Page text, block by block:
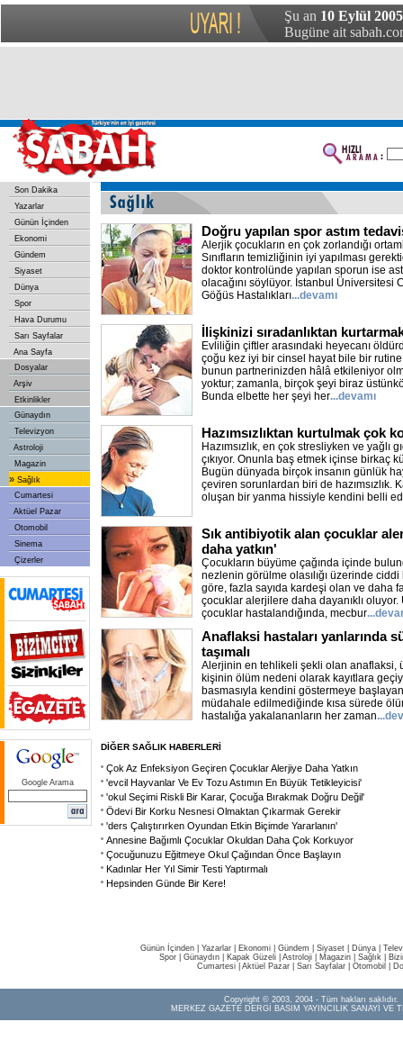
Şu an 10 Eylül
Bugüne ait
Son Dakika
Yazarlar
Günün İçinden
Ekonomi
Gündem
Siyaset
Dünya
Spor
Hava Durumu
Sarı Sayfalar
Ana Sayfa
Dosyalar
Arşiv
Etkinlikler
Günaydın
Televizyon
Astroloji
Magazin
» Sağlık
Cumartesi
Aktüel Pazar
Otomobil
Sinema
Çizerler
Google Arama
Doğru yapılan spor astım
Alerjik çocukların en çok zorlandığı
Sınıfların temizliğinin iyi yapılması
doktor kontrolünde yapılan sporun ise
olacağını söylüyor. İstanbul Üniversitesi
Göğüs Hastalıkları...devamı
İlişkinizi sıradanlıktan
Evliliğin çiftler arasındaki heyecanı
çoğu kez iyi bir cinsel hayat bile bir
bunun partnerinizden hâlâ etkileniyor
yoktur; zamanla, birçok şeyi biraz
Bunda elbette her şeyi her...devamı
Hazımsızlıktan kurtulmak çok
Hazımsızlık, en çok stresliyken ve yağlı
çıkıyor. Onunla baş etmek içinse birkaç
Bugün dünyada birçok insanın günlük
çeviren sorunlardan biri de hazımsızlık.
oluşan bir yanma hissiyle kendini belli
Sık antibiyotik alan çocuklar
daha yatkın'
Çocukların büyüme çağında içinde
nezlenin görülme olasılığı üzerinde
göre, fazla sayıda kardeşi olan ve daha
çocuklar alerjilere daha dayanıklı
çocuklar hastalandığında, mecbur
Anaflaksi hastaları yanlarında
taşımalı
Alerjinin en tehlikeli şekli olan anaflaksi,
kişinin ölüm nedeni olarak kayıtlara
basmasıyla kendini göstermeye
müdahale edilmediğinde kısa sürede
hastalığa yakalananların her zaman
DİĞER SAĞLIK HABERLERİ
Çok Az Enfeksiyon Geçiren Çocuklar Alerjiye Daha Yatkın
'evcil Hayvanlar Ve Ev Tozu Astımın En Büyük Tetikleyicisi'
'okul Seçimi Riskli Bir Karar, Çocuğa Bırakmak Doğru Değil'
Ödevi Bir Korku Nesnesi Olmaktan Çıkarmak Gerekir
'ders Çalıştırırken Oyundan Etkin Biçimde Yararlanın'
Annesine Bağımlı Çocuklar Okuldan Daha Çok Korkuyor
Çocuğunuzu Eğitmeye Okul Çağından Önce Başlayın
Kadınlar Her Yıl Simir Testi Yaptırmalı
Hepsinden Günde Bir Kere!
Günün İçinden Yazarlar Ekonomi Gündem Siyaset Dünya |
Spor
Günaydın Kapak Güzeli Astroloji Magazin Sağlık
Cumartesi| Aktüel Pazar| Sarı Sayfalar| Otomobil
Copyright © 2003, 2004 - Tüm hakları saklıdır.
MERKEZ GAZETE DERGİ BASIM YAYINCILIK SANAYİ VE